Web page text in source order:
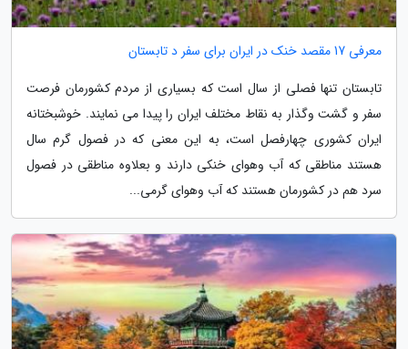
معرفی 17 مقصد خنک در ایران برای سفر د تابستان
تابستان تنها فصلی از سال است که بسیاری از مردم کشورمان فرصت
سفر و گشت وگذار به نقاط مختلف ایران را پیدا می نمایند. خوشبختانه
ایران کشوری چهارفصل است، به این معنی که در فصول گرم سال
هستند مناطقی که آب وهوای خنکی دارند و بعلاوه مناطقی در فصول
سرد هم در کشورمان هستند که آب وهوای گرمی...